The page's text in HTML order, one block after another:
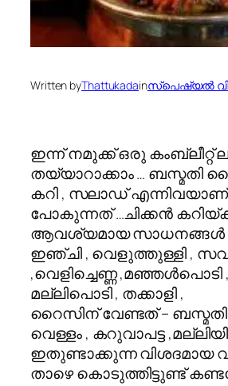
Written byThattukadainസ്പെഷ്യല്‍
ഇന്ന് നമുക്ക് ഒരു
തയ്യാറാക്കാം … ബസ്മതി
കറി , സലാഡ് എന്നിവയാണ്
പോകുന്നത് …ചിക്കന്‍
ആവശ്യമായ സാധനങ്ങള്‍ ,
ഇഞ്ചി , വെളുത്തുള്ളി ,
,വെളിച്ചെണ്ണ ,മഞ്ഞള്‍പൊടി
മല്ലിപൊടി , തക്കാളി ,
റൈസിന് വേണ്ടത് –
വെള്ളം , കറുവാപട്ട
ഇതുണ്ടാക്കുന്ന വിശദമായ
താഴെ കൊടുത്തിട്ടുണ്ട്‌